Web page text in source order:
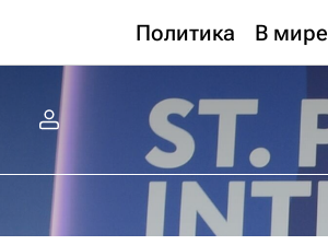
Политика В мире